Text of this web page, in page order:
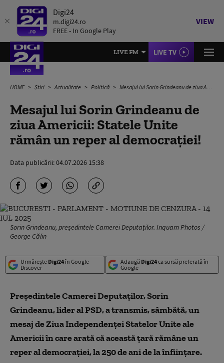
Digi24
m.digi24.ro
FREE - In Google Play
VIEW
LIVE FM LIVE TV
HOME Știri Actualitate Politică Mesajul lui Sorin Grindeanu de ziua Americii: Statele Unite rămân un reper al democrației!
Mesajul lui Sorin Grindeanu de
ziua Americii: Statele Unite
rămân un reper al democrației!
Data publicării:04.07.2026 15:38
Sorin Grindeanu, președintele Camerei Deputaților. Inquam Photos /
George Călin
Urmărește Digi24în Google
Discover
Adaugă Digi24ca sursă preferată în
Google
Președintele Camerei Deputaților, Sorin
Grindeanu, lider al PSD, a transmis, sâmbătă, un
mesaj de Ziua Independenței Statelor Unite ale
Americii în care arată că această țară rămâne un
reper al democrației, la 250 de ani de la înființare.